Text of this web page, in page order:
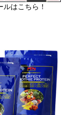
はこちら！